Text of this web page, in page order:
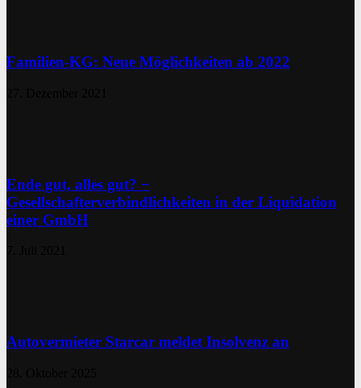
Familien-KG: Neue Möglichkeiten ab 2022
Ende gut, alles gut? −
Gesellschafterverbindlichkeiten in der Liquidation
einer GmbH
Autovermieter Starcar meldet Insolvenz an